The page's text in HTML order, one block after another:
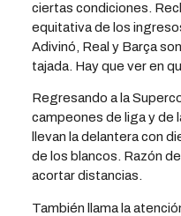
ciertas condiciones.
equitativa de los
Adivinó, Real y Barça
tajada. Hay que ver en
Regresando a la
campeones de liga y de
llevan la delantera con
de los blancos. Razón
acortar distancias.
También llama la